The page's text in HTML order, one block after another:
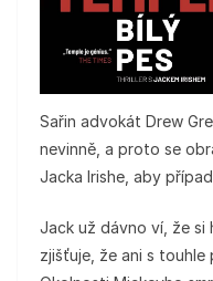
Sařin advokát Drew
nevinně, a proto se
Jacka Irishe, aby
Jack už dávno ví, že si
zjišťuje, že ani s touhle